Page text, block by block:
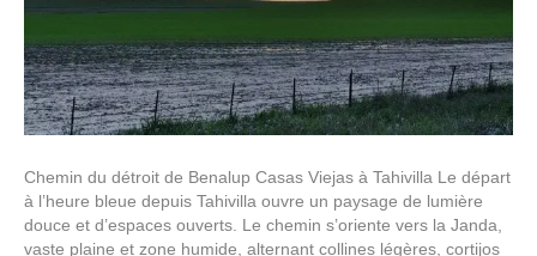
Chemin du détroit de Benalup Casas Viejas à Tahivilla Le départ
à l’heure bleue depuis Tahivilla ouvre un paysage de lumière
douce et d’espaces ouverts. Le chemin s’oriente vers la Janda,
vaste plaine et zone humide, alternant collines légères, cortijos